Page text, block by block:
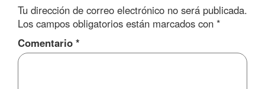
Tu dirección de correo electrónico no será publicada.
Los campos obligatorios están marcados con *
Comentario *